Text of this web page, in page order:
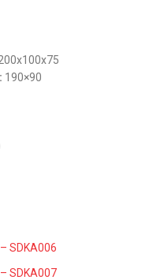
190×90
SDKA006
SDKA007